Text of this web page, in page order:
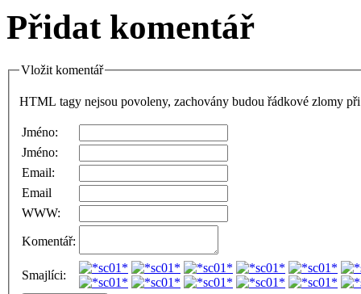
Přidat komentář
Vložit komentář
HTML tagy nejsou povoleny, zachovány budou řádkové zlomy
Jméno:
Jméno:
Email:
Email
WWW:
Komentář:
Smajlíci: